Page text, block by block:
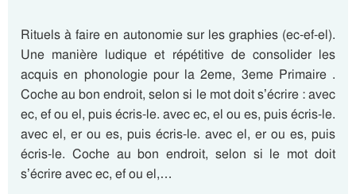
Rituels à faire en autonomie sur les graphies (ec-ef-el).
Une manière ludique et répétitive de consolider les
acquis en phonologie pour la 2eme, 3eme Primaire .
Coche au bon endroit, selon si le mot doit s’écrire : avec
ec, ef ou el, puis écris-le. avec ec, el ou es, puis écris-le.
avec el, er ou es, puis écris-le. avec el, er ou es, puis
écris-le. Coche au bon endroit, selon si le mot doit
s’écrire avec ec, ef ou el,…